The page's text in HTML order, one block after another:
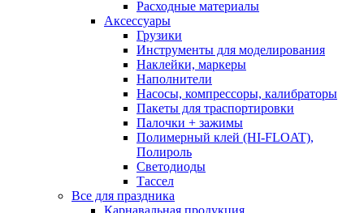
Расходные материалы
Аксессуары
Грузики
Инструменты для моделирования
Наклейки, маркеры
Наполнители
Насосы, компрессоры, калибраторы
Пакеты для траспортировки
Палочки + зажимы
Полимерный клей (HI-FLOAT),
Полироль
Светодиоды
Тассел
Все для праздника
Карнавальная продукция